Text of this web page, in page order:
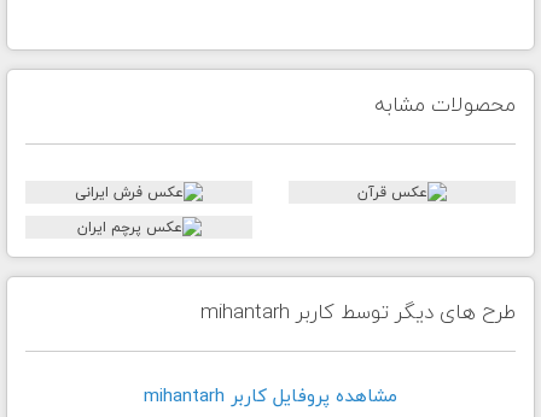
محصولات مشابه
طرح های دیگر توسط کاربر mihantarh
مشاهده پروفايل کاربر mihantarh